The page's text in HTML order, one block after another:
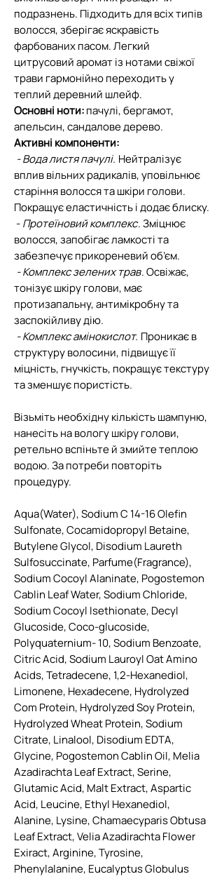
подразнень. Підходить для всіх типів
волосся, зберігає яскравість
фарбованих пасом. Легкий
цитрусовий аромат із нотами свіжої
трави гармонійно переходить у
теплий деревний шлейф.
Основні ноти:пачулі, бергамот,
апельсин, сандалове дерево.
Активні компоненти:
- Вода листя пачулі. Нейтралізує
вплив вільних радикалів, уповільнює
старіння волосся та шкіри голови.
Покращує еластичність і додає блиску.
-Протеїновий комплекс. Зміцнює
волосся, запобігає ламкості та
забезпечує прикореневий об’єм.
- Комплекс зелених трав. Освіжає,
тонізує шкіру голови, має
протизапальну, антимікробну та
заспокійливу дію.
- Комплекс амінокислот. Проникає в
структуру волосини, підвищує її
міцність, гнучкість, покращує текстуру
та зменшує пористість.
Візьміть необхідну кількість шампуню,
нанесіть на вологу шкіру голови,
ретельно вспіньте й змийте теплою
водою. За потреби повторіть
процедуру.
Aqua(Water), Sodium C 14-16 Olefin
Sulfonate, Cocamidopropyl Betaine,
Butylene Glycol, Disodium Laureth
Sulfosuccinate, Parfume(Fragrance),
Sodium Cocoyl Alaninate, Pogostemon
Cablin Leaf Water, Sodium Chloride,
Sodium Cocoyl Isethionate, Decyl
Glucoside, Coco-glucoside,
Polyquaternium- 10, Sodium Benzoate,
Citric Acid, Sodium Lauroyl Oat Amino
Acids, Tetradecene, 1,2-Hexanediol,
Limonene, Hexadecene, Hydrolyzed
Com Protein, Hydrolyzed Soy Protein,
Hydrolyzed Wheat Protein, Sodium
Citrate, Linalool, Disodium EDTA,
Glycine, Pogostemon Cablin Oil, Melia
Azadirachta Leaf Extract, Serine,
Glutamic Acid, Malt Extract, Aspartic
Acid, Leucine, Ethyl Hexanediol,
Alanine, Lysine, Chamaecyparis Obtusa
Leaf Extract, Velia Azadirachta Flower
Exiract, Arginine, Tyrosine,
Phenylalanine, Eucalyptus Globulus